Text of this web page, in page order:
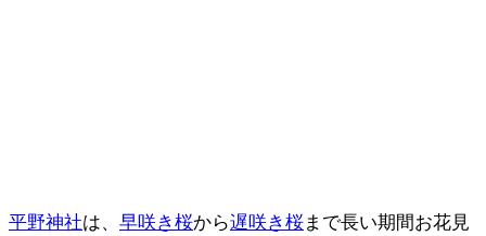
平野神社は、 早咲き桜から遅咲き桜まで長い期間お花見